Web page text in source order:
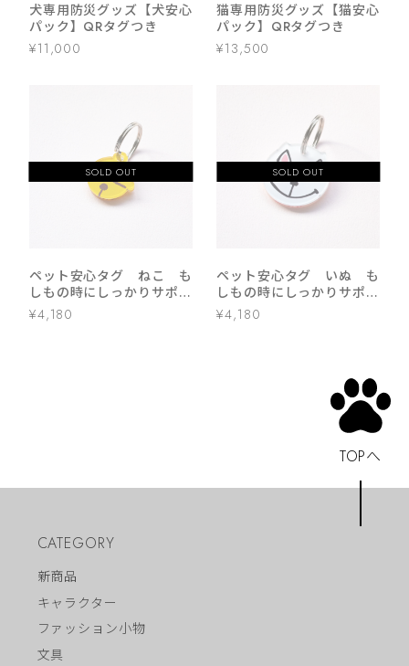
犬専用防災グッズ【犬安心
パック】QRタグつき
¥11,000
猫専用防災グッズ【猫安心
パック】QRタグつき
¥13,500
SOLD OUT
ペット安心タグ ねこ も
しもの時にしっかりサポー
ト！QRを読み取ってもら
うだけ
¥4,180
SOLD OUT
ペット安心タグ いぬ も
しもの時にしっかりサポー
ト！QRを読み取ってもら
うだけ
¥4,180
CATEGORY
新商品
キャラクター
ファッション小物
文具
TOPへ